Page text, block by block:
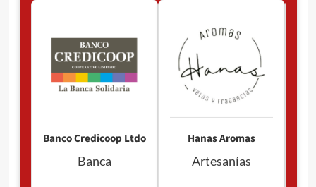
Banco Credicoop Ltdo
Banca
Hanas Aromas
Artesanías